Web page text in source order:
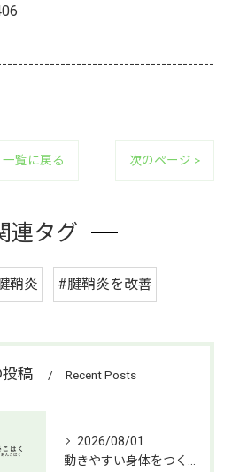
一覧に戻る 次のページ >
連タグ
鞘炎 #腱鞘炎を改善
稿 Recent Posts
2026/08/01